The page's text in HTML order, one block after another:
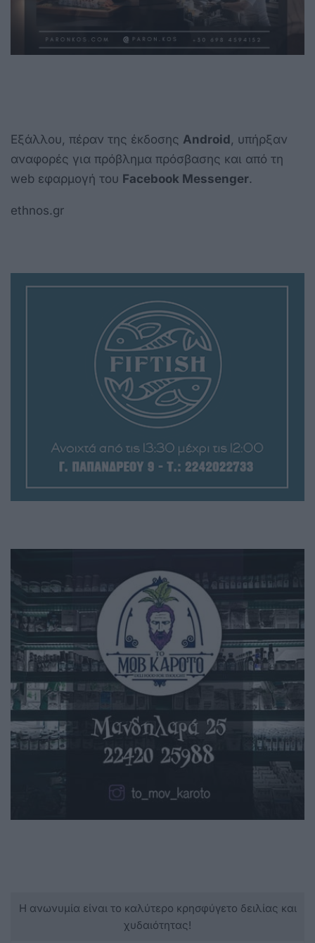
Εξάλλου, πέραν της έκδοσης Android , υπήρξαν
αναφορές για πρόβλημα πρόσβασης και από τη
web εφαρμογή του Facebook Messenger.
ethnos.gr
Η ανωνυμία είναι το καλύτερο κρησφύγετο δειλίας και
χυδαιότητας!